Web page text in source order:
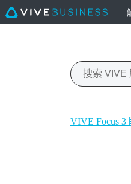
VIVE Focus 3